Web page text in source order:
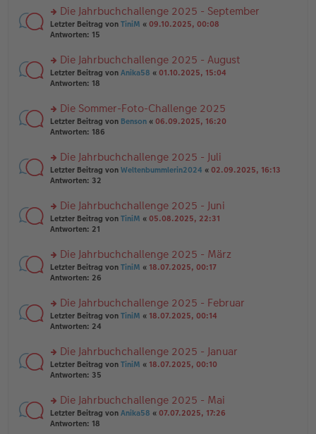
1
v
o
n
1
rs
te
n
g
el
e
n
er
tr
a
g
Die Jahrbuchchallenge 2025 - September
Letzter Beitrag von TiniM « 09.10.2025, 00:08
Antworten: 15
rs
te
n
g
el
e
n
er
tr
a
g
Die Jahrbuchchallenge 2025 - August
Letzter Beitrag von Anika58 « 01.10.2025, 15:04
Antworten: 18
rs
te
n
g
el
e
n
er
tr
a
g
Die Sommer-Foto-Challenge 2025
Letzter Beitrag von Benson « 06.09.2025, 16:20
Antworten: 186
rs
te
n
g
el
e
n
er
tr
a
g
Die Jahrbuchchallenge 2025 - Juli
Letzter Beitrag von Weltenbummlerin2024 « 02.09.2025, 16:13
Antworten: 32
rs
te
n
g
el
e
n
er
tr
a
g
Die Jahrbuchchallenge 2025 - Juni
Letzter Beitrag von TiniM « 05.08.2025, 22:31
Antworten: 21
rs
te
n
g
el
e
n
er
tr
a
g
Die Jahrbuchchallenge 2025 - März
Letzter Beitrag von TiniM « 18.07.2025, 00:17
Antworten: 26
rs
te
n
g
el
e
n
er
Die Jahrbuchchallenge 2025 - Februar
Letzter Beitrag von TiniM « 18.07.2025, 00:14
Antworten: 24
rs
te
n
g
el
Die Jahrbuchchallenge 2025 - Januar
Letzter Beitrag von TiniM « 18.07.2025, 00:10
Antworten: 35
rs
te
Die Jahrbuchchallenge 2025 - Mai
Letzter Beitrag von Anika58 « 07.07.2025, 17:26
Antworten: 18